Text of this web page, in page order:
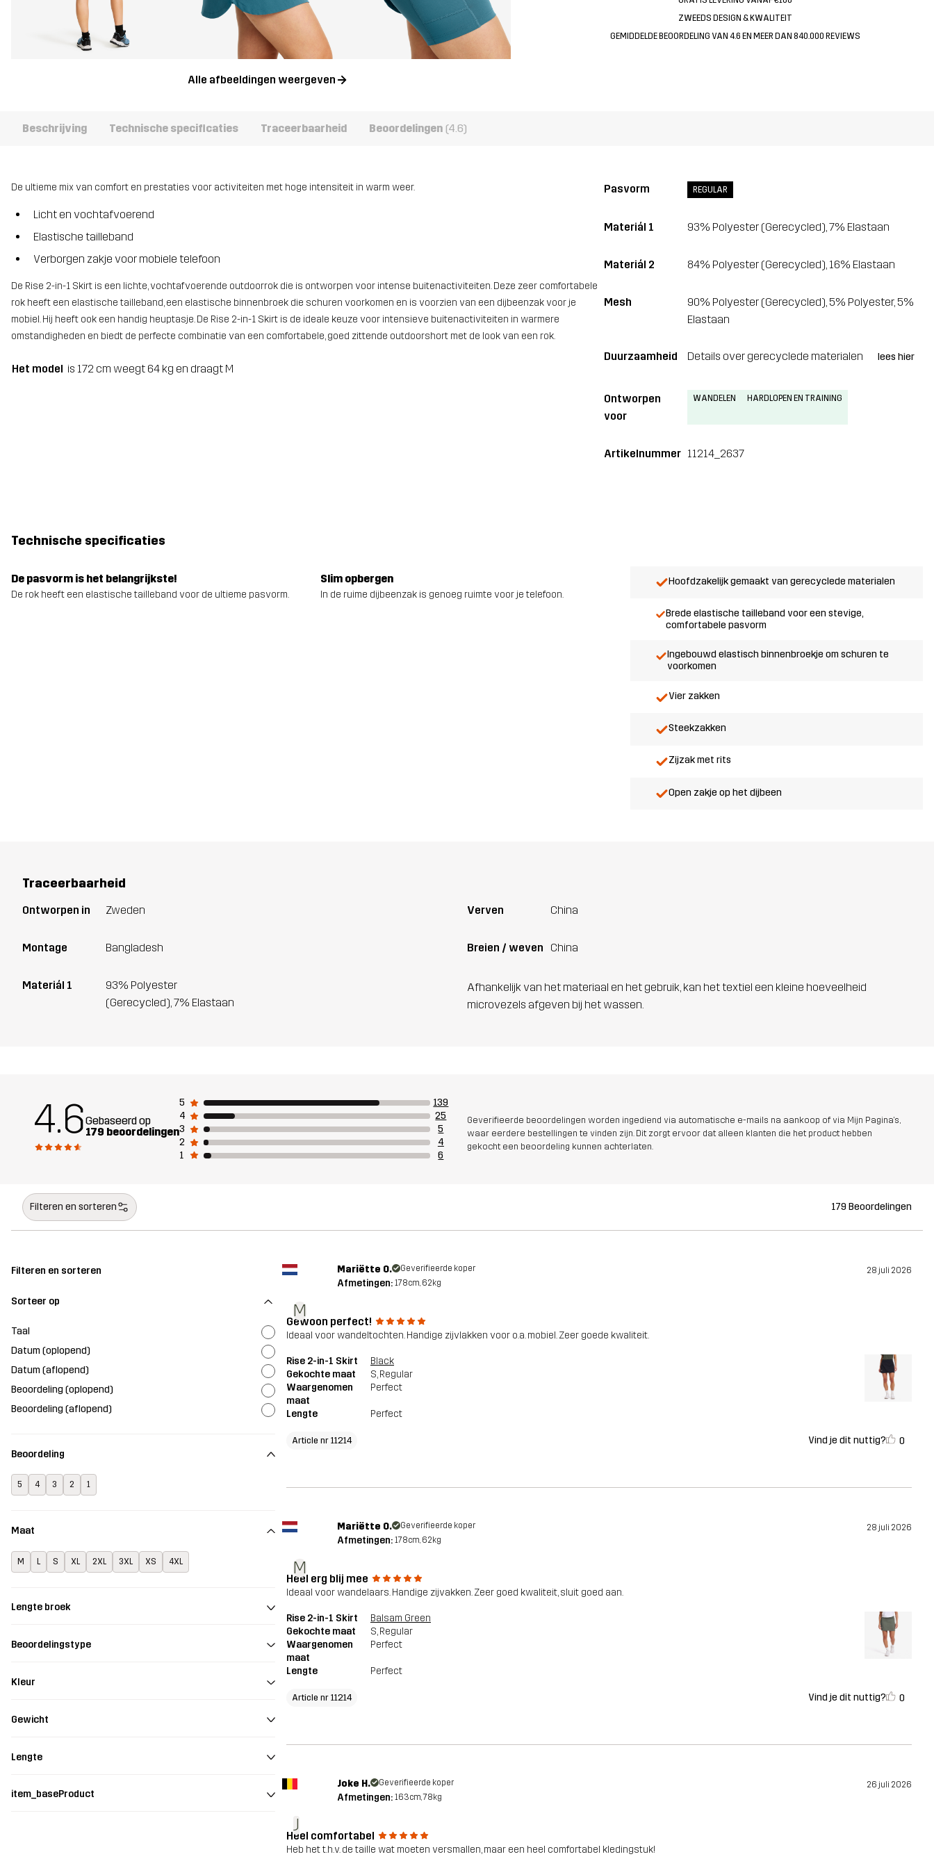
Alle afbeeldingen weergeven
ZWEEDS DESIGN & KWALITEIT
GEMIDDELDE BEOORDELING VAN 4.6 EN MEER DAN 840.000 REVIEWS
Beschrijving Technische specificaties Traceerbaarheid Beoordelingen (4.6)
De ultieme mix van comfort en prestaties voor activiteiten met hoge intensiteit in warm weer.
Licht en vochtafvoerend
Elastische tailleband
Verborgen zakje voor mobiele telefoon
De Rise 2-in-1 Skirt is een lichte, vochtafvoerende outdoorrok die is ontworpen voor intense buitenactiviteiten. Deze zeer comfortabele
rok heeft een elastische tailleband, een elastische binnenbroek die schuren voorkomen en is voorzien van een dijbeenzak voor je
mobiel. Hij heeft ook een handig heuptasje. De Rise 2-in-1 Skirt is de ideale keuze voor intensieve buitenactiviteiten in warmere
omstandigheden en biedt de perfecte combinatie van een comfortabele, goed zittende outdoorshort met de look van een rok.
Het model is 172 cm weegt 64 kg en draagt M
Pasvorm REGULAR
Materiál 1 93% Polyester (Gerecycled), 7% Elastaan
Materiál 2 84% Polyester (Gerecycled), 16% Elastaan
Mesh
90% Polyester (Gerecycled), 5% Polyester, 5%
Elastaan
Duurzaamheid Details over gerecyclede materialen lees hier
Ontworpen
voor
WANDELEN HARDLOPEN EN TRAINING
Artikelnummer 11214_2637
Technische specificaties
De pasvorm is het belangrijkste!
De rok heeft een elastische tailleband voor de ultieme pasvorm.
Slim opbergen
In de ruime dijbeenzak is genoeg ruimte voor je telefoon.
Hoofdzakelijk gemaakt van gerecyclede materialen
Brede elastische tailleband voor een stevige,
comfortabele pasvorm
Ingebouwd elastisch binnenbroekje om schuren te
voorkomen
Vier zakken
Steekzakken
Zijzak met rits
Open zakje op het dijbeen
Traceerbaarheid
Ontworpen in Zweden
Montage Bangladesh
Materiál 1
93% Polyester
(Gerecycled), 7% Elastaan
Verven China
Breien / weven China
Afhankelijk van het materiaal en het gebruik, kan het textiel een kleine hoeveelheid
microvezels afgeven bij het wassen.
4.6Gebaseerd op
179 beoordelingen
5
139
4
25
3
5
2
4
1
6
Geverifieerde beoordelingen worden ingediend via automatische e-mails na aankoop of via Mijn Pagina's,
waar eerdere bestellingen te vinden zijn. Dit zorgt ervoor dat alleen klanten die het product hebben
gekocht een beoordeling kunnen achterlaten.
Filteren en sorteren 179 Beoordelingen
Filteren en sorteren
Sorteer op
Taal
Datum (oplopend)
Datum (aflopend)
Beoordeling (oplopend)
Beoordeling (aflopend)
Beoordeling
5 4 3 2 1
Maat
M L S XL 2XL 3XL XS 4XL
Lengte broek
Beoordelingstype
Kleur
Gewicht
Lengte
item_baseProduct
M
Mariëtte O. Geverifieerde koper 28 juli 2026
Afmetingen: 178cm, 62kg
Gewoon perfect!
Ideaal voor wandeltochten. Handige zijvlakken voor o.a. mobiel. Zeer goede kwaliteit.
Rise 2-in-1 Skirt
Black
Gekochte maat
S, Regular
Waargenomen
maat
Perfect
Lengte Perfect
Article nr 11214 Vind je dit nuttig? 0
M
Mariëtte O. Geverifieerde koper 28 juli 2026
Afmetingen: 178cm, 62kg
Heel erg blij mee
Ideaal voor wandelaars. Handige zijvakken. Zeer goed kwaliteit, sluit goed aan.
Rise 2-in-1 Skirt
Balsam Green
Gekochte maat
S, Regular
Waargenomen
maat
Perfect
Lengte Perfect
Article nr 11214 Vind je dit nuttig? 0
J
Joke H. Geverifieerde koper 26 juli 2026
Afmetingen: 163cm, 78kg
Heel comfortabel
Heb het t.h.v. de taille wat moeten versmallen, maar een heel comfortabel kledingstuk!